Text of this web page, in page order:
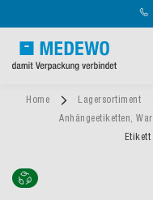
Home Lagersortiment
Anhängeetiketten,